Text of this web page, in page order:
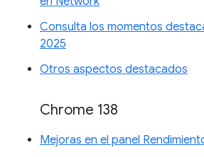
Consulta los momentos
2025
Otros aspectos destacados
Chrome 138
Mejoras en el panel